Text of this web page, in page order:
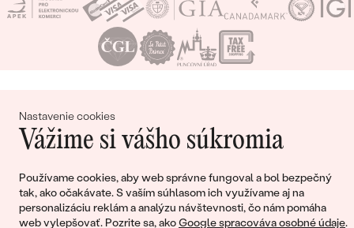
Nastavenie cookies
Vážime si vášho súkromia
Používame cookies, aby web správne fungoval a bol bezpečný
tak, ako očakávate. S vaším súhlasom ich využívame aj na
personalizáciu reklám a analýzu návštevnosti, čo nám pomáha
web vylepšovať. Pozrite sa, akoGoogle spracováva osobné údaje.
Nákupný košík
Ešte ste nepridali žiadne produkty do svojho
nákupného košíka